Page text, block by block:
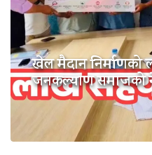
खेल मैदान निर्माणको
जनकल्याण समाजको